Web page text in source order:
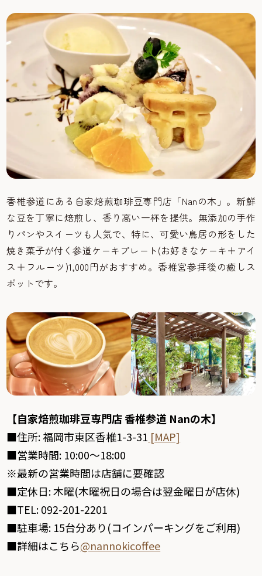
香椎参道にある自家焙煎珈琲豆専門店「Nanの木」。新鮮
な豆を丁寧に焙煎し、香り高い一杯を提供。無添加の手作
りパンやスイーツも人気で、特に、可愛い鳥居の形をした
焼き菓子が付く参道ケーキプレート(お好きなケーキ＋アイ
ス＋フルーツ)1,000円がおすすめ。香椎宮参拝後の癒しス
ポットです。
【自家焙煎珈琲豆専門店 香椎参道 Nanの木】
■住所:福岡市東区香椎1-3-31 [MAP]
■営業時間: 10:00～18:00
※最新の営業時間は店舗に要確認
■定休日:木曜(木曜祝日の場合は翌金曜日が店休)
■TEL: 092-201-2201
■駐車場: 15台分あり(コインパーキングをご利用)
■詳細はこちら@nannokicoffee